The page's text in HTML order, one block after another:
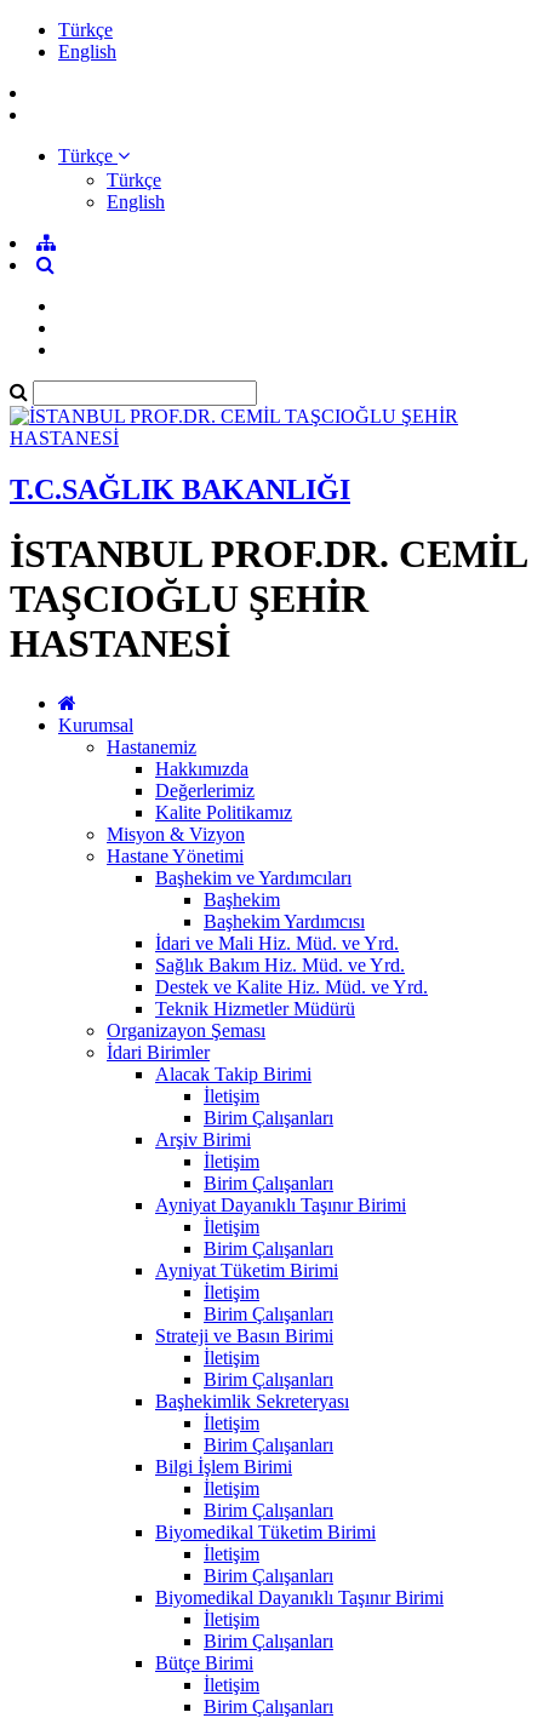
Türkçe
English
Türkçe
Türkçe
English
T.C.SAĞLIK BAKANLIĞI
İSTANBUL PROF.DR. CEMİL
TAŞCIOĞLU ŞEHİR
HASTANESİ
Kurumsal
Hastanemiz
Hakkımızda
Değerlerimiz
Kalite Politikamız
Misyon & Vizyon
Hastane Yönetimi
Başhekim ve Yardımcıları
Başhekim
Başhekim Yardımcısı
İdari ve Mali Hiz. Müd. ve Yrd.
Sağlık Bakım Hiz. Müd. ve Yrd.
Destek ve Kalite Hiz. Müd. ve Yrd.
Teknik Hizmetler Müdürü
Organizayon Şeması
İdari Birimler
Alacak Takip Birimi
İletişim
Birim Çalışanları
Arşiv Birimi
İletişim
Birim Çalışanları
Ayniyat Dayanıklı Taşınır Birimi
İletişim
Birim Çalışanları
Ayniyat Tüketim Birimi
İletişim
Birim Çalışanları
Strateji ve Basın Birimi
İletişim
Birim Çalışanları
Başhekimlik Sekreteryası
İletişim
Birim Çalışanları
Bilgi İşlem Birimi
İletişim
Birim Çalışanları
Biyomedikal Tüketim Birimi
İletişim
Birim Çalışanları
Biyomedikal Dayanıklı Taşınır Birimi
İletişim
Birim Çalışanları
Bütçe Birimi
İletişim
Birim Çalışanları